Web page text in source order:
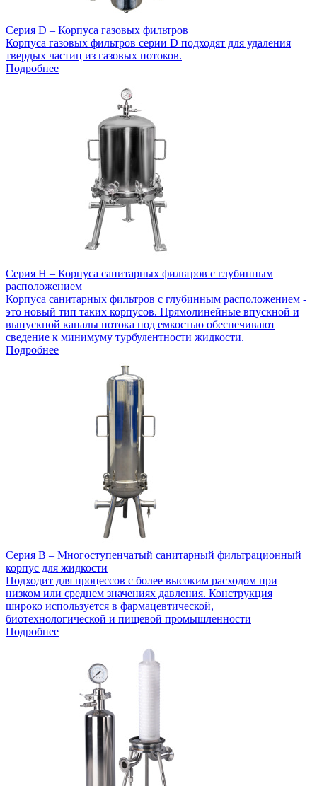
Серия D – Корпуса газовых фильтров
Корпуса газовых фильтров серии D подходят для удаления
твердых частиц из газовых потоков.
Подробнее
Серия H – Корпуса санитарных фильтров с глубинным
расположением
Корпуса санитарных фильтров с глубинным расположением -
это новый тип таких корпусов. Прямолинейные впускной и
выпускной каналы потока под емкостью обеспечивают
сведение к минимуму турбулентности жидкости.
Подробнее
Серия B – Многоступенчатый санитарный фильтрационный
корпус для жидкости
Подходит для процессов с более высоким расходом при
низком или среднем значениях давления. Конструкция
широко используется в фармацевтической,
биотехнологической и пищевой промышленности
Подробнее